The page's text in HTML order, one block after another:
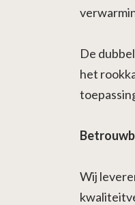
De
het
Wij